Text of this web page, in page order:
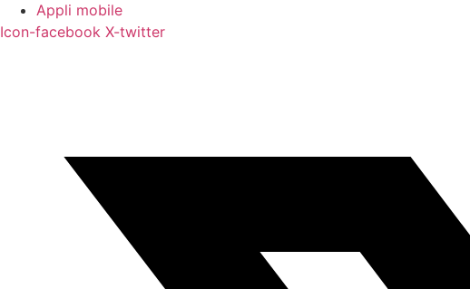
Appli mobile
Icon-facebook X-twitter